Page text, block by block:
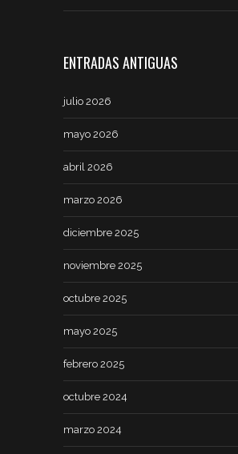
ENTRADAS ANTIGUAS
julio 2026
mayo 2026
abril 2026
marzo 2026
diciembre 2025
noviembre 2025
octubre 2025
mayo 2025
febrero 2025
octubre 2024
marzo 2024